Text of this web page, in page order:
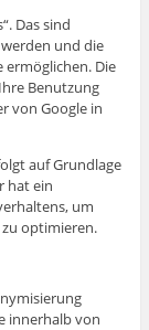
Das sind
und die
ermöglichen. Die
Benutzung
von Google in
auf Grundlage
hat ein
um
optimieren.
innerhalb von